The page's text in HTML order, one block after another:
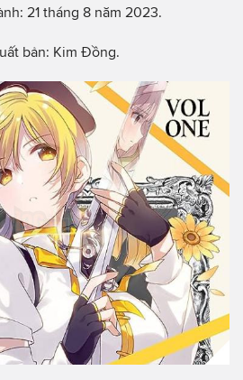
21 tháng 8 năm 2023.
bản: Kim Đồng.